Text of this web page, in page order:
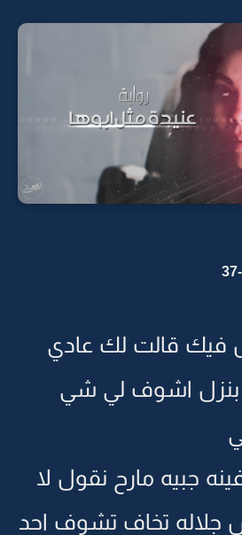
فيك قالت لك عادي
بنزل اشوف لي شي
جبيه مارح نقول لا
جلاله تخاف تشوف احد